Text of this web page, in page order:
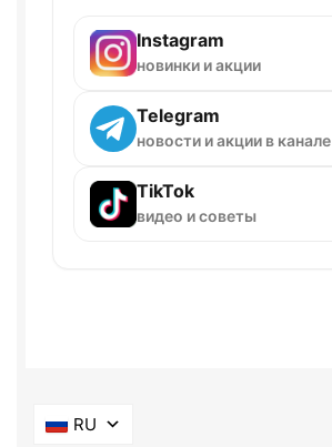
Instagram
новинки и акции
Telegram
новости и акции в канале
TikTok
видео и советы
RU